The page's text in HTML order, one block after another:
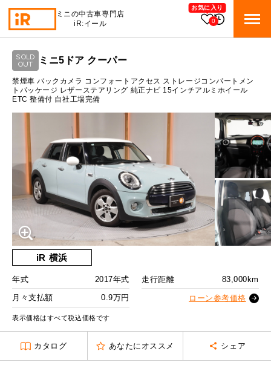
ミニの中古車専門店
iR:イール
お気に入り
0
BMW MINI BMWミニ 在庫検索
ROVER MINI ローバーミニ 在庫検索
TRADE 買取
TOP
iRの買取が他社よりも高い理由
必要書類
iRで愛車を売却されたお客様の声
BMWミニ買取査定依頼
ローバーミニ買取査定依頼
MAINTENANCE メンテナンス
TOP
BMWミニ メンテナンス
ローバーミニ メンテナンス
最近の修理実績
BLOG & MEDIA ブログ＆メディア
TOP
スタッフブログ
User's Voice 購入者様の声
Movie
MINI KNOWLEDGE ミニナレッジ
BMWミニナレッジ
ローバーミニナレッジ
ABOUT iR iRについて
会社概要
MAP
RECRUIT 採用情報
営業時間
10:00～18:00
定休日
月曜日（祝日の場合は火曜日）
月々支払額
198
30 万円
支払回数 84 回
ボーナス支払回数/年 2 回
内訳
2回目以降 13,300 円
ボーナス月追加額 円
残価ローンの場合
SOLD
OUT
ミニ5ドア クーパー
禁煙車 バックカメラ コンフォートアクセス ストレージコンパートメン
トパッケージ レザーステアリング 純正ナビ 15インチアルミホイール
ETC 整備付 自社工場完備
iR 横浜
年式 2017年式 走行距離
83,000km
月々支払額
0.9万円 ローン参考価格
表示価格はすべて税込価格です
カタログ あなたにオススメ シェア